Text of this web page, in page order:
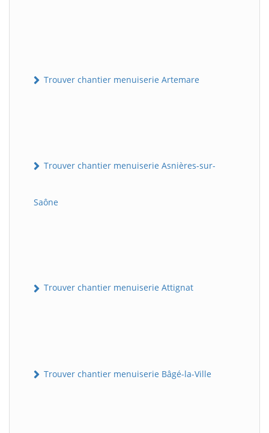
Trouver chantier menuiserie Artemare
Trouver chantier menuiserie Asnières-sur-
Saône
Trouver chantier menuiserie Attignat
Trouver chantier menuiserie Bâgé-la-Ville